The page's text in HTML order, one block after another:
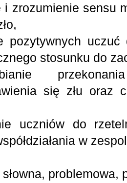
i zrozumienie sensu
pozytywnych uczuć
stosunku do
się złu oraz
uczniów do
w
słowna, problemowa,